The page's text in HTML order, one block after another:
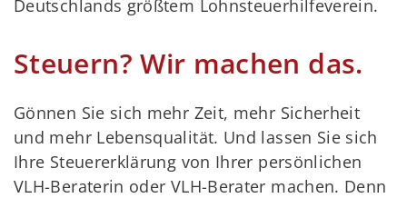
Deutschlands größtem Lohnsteuerhilfeverein.
Steuern? Wir machen das.
Gönnen Sie sich mehr Zeit, mehr Sicherheit
und mehr Lebensqualität. Und lassen Sie sich
Ihre Steuererklärung von Ihrer persönlichen
VLH-Beraterin oder VLH-Berater machen. Denn